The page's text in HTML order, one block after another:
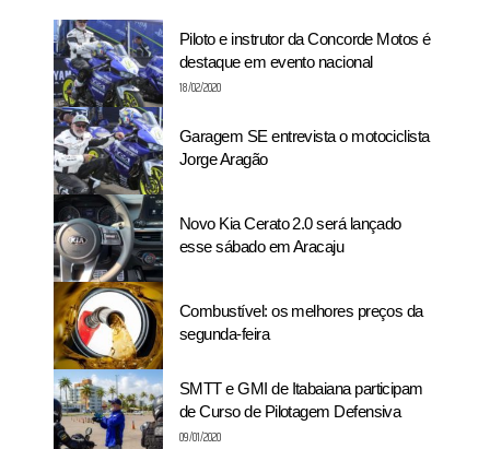
Piloto e instrutor da Concorde Motos é
destaque em evento nacional
18/02/2020
Garagem SE entrevista o motociclista
Jorge Aragão
Novo Kia Cerato 2.0 será lançado
esse sábado em Aracaju
Combustível: os melhores preços da
segunda-feira
SMTT e GMI de Itabaiana participam
de Curso de Pilotagem Defensiva
09/01/2020